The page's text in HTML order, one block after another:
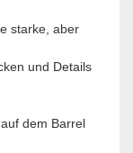
starke, aber
und Details
dem Barrel